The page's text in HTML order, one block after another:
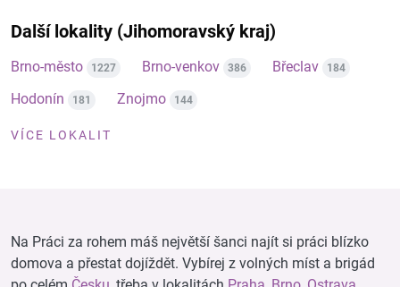
Další lokality (Jihomoravský kraj)
Brno-město 1227 Brno-venkov 386 Břeclav 184
Hodonín 181 Znojmo 144
VÍCE LOKALIT
Na Práci za rohem máš největší šanci najít si práci blízko
domova a přestat dojíždět. Vybírej z volných míst a brigád